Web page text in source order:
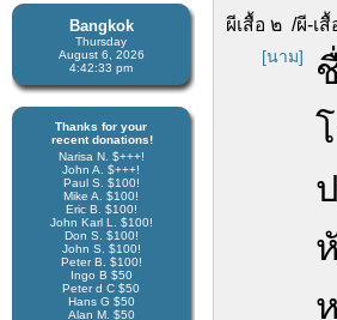
Bangkok
Thursday
August 6, 2026
4:42:34 pm
Thanks for your
recent donations!
Narisa N. $+++!
John A. $+++!
Paul S. $100!
Mike A. $100!
Eric B. $100!
John Karl L. $100!
Don S. $100!
John S. $100!
Peter B. $100!
Ingo B $50
Peter d C $50
Hans G $50
Alan M. $50
ผีเสื้อ ๒ /ผี-เสื้
[นาม]